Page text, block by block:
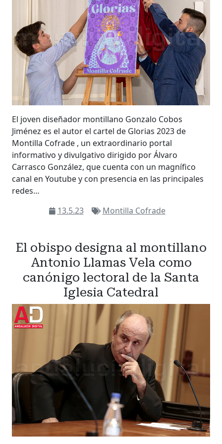
El joven diseñador montillano Gonzalo Cobos
Jiménez es el autor el cartel de Glorias 2023 de
Montilla Cofrade , un extraordinario portal
informativo y divulgativo dirigido por Álvaro
Carrasco González, que cuenta con un magnífico
canal en Youtube y con presencia en las principales
redes…
13.5.23
Montilla Cofrade
El obispo designa al montillano
Antonio Llamas Vela como
canónigo lectoral de la Santa
Iglesia Catedral